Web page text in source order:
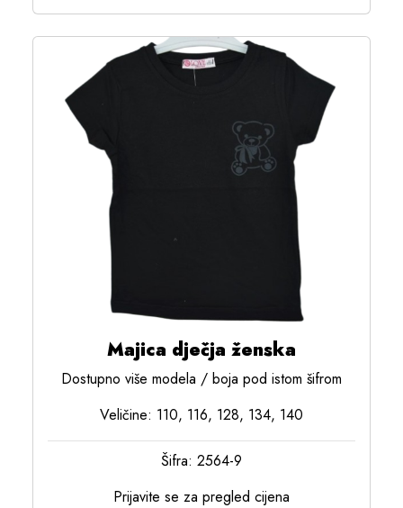
Majica dječja ženska
Dostupno više modela / boja pod istom šifrom
Veličine: 110, 116, 128, 134, 140
Šifra: 2564-9
Prijavite se za pregled cijena